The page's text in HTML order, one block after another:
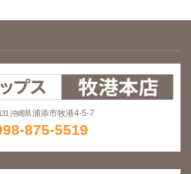
沖縄県 浦添市牧港4-5-7
875-5519